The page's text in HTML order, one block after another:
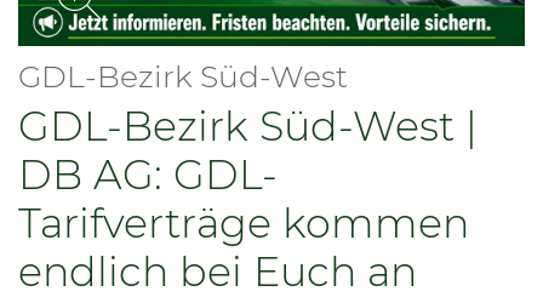
GDL-Bezirk Süd-West
GDL-Bezirk Süd-West |
DB AG: GDL-
Tarifverträge kommen
endlich bei Euch an